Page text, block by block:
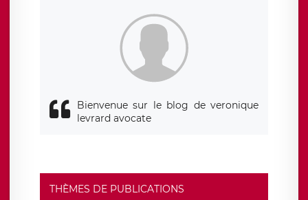
Bienvenue sur le blog de veronique
levrard avocate
THÈMES DE PUBLICATIONS